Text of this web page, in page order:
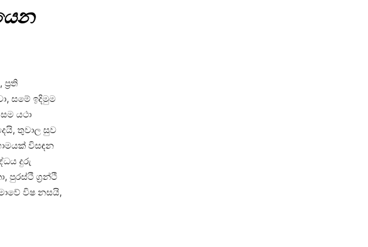
සමේ ඉදිමුම
යථා
තුවාල සුව
විසඳන
දුරු
පුරස්ථි ග්‍රන්ථි
විෂ නසයි,